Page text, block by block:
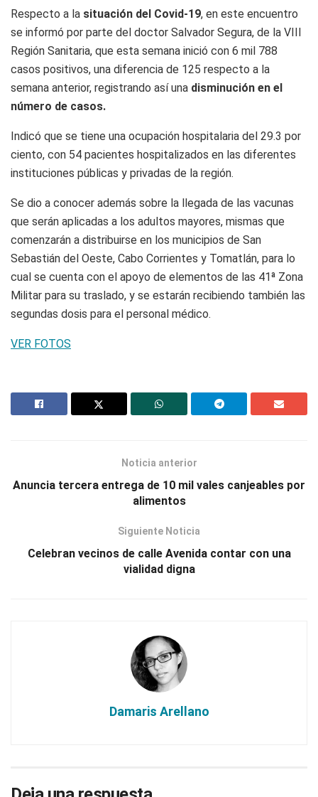
Respecto a la situación del Covid-19, en este encuentro
se informó por parte del doctor Salvador Segura, de la VIII
Región Sanitaria, que esta semana inició con 6 mil 788
casos positivos, una diferencia de 125 respecto a la
semana anterior, registrando así una disminución en el
número de casos.
Indicó que se tiene una ocupación hospitalaria del 29.3 por
ciento, con 54 pacientes hospitalizados en las diferentes
instituciones públicas y privadas de la región.
Se dio a conocer además sobre la llegada de las vacunas
que serán aplicadas a los adultos mayores, mismas que
comenzarán a distribuirse en los municipios de San
Sebastián del Oeste, Cabo Corrientes y Tomatlán, para lo
cual se cuenta con el apoyo de elementos de las 41ª Zona
Militar para su traslado, y se estarán recibiendo también las
segundas dosis para el personal médico.
VER FOTOS
Noticia anterior
Anuncia tercera entrega de 10 mil vales canjeables por
alimentos
Siguiente Noticia
Celebran vecinos de calle Avenida contar con una
vialidad digna
Damaris Arellano